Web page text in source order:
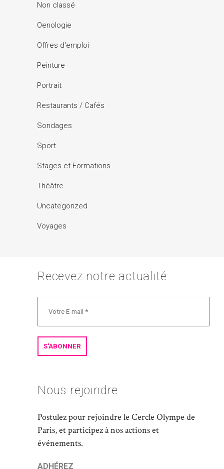
Non classé
Oenologie
Offres d'emploi
Peinture
Portrait
Restaurants / Cafés
Sondages
Sport
Stages et Formations
Théâtre
Uncategorized
Voyages
Recevez notre actualité
Nous rejoindre
Postulez pour rejoindre le Cercle Olympe de
Paris, et participez à nos actions et
événements.
ADHÉREZ